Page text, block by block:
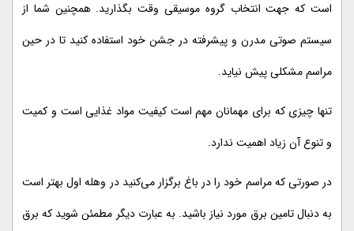
است که جهت انتخاب گروه موسیقی وقت بگذارید. همچنین شما از
سیستم صوتی مدرن و پیشرفته در جشن خود استفاده کنید تا در حین
مراسم مشکلی پیش نیاید.
تنها چیزی که برای مهمانان مهم است کیفیت مواد غذایی است و کمیت
و تنوع آن زیاد اهمیت ندارد.
در صورتی که مراسم خود را در باغ برگزار می‌کنید در وهله اول بهتر است
به دنبال تامین برق مورد نیاز باشید. به عبارت دیگر مطمئن شوید که برق